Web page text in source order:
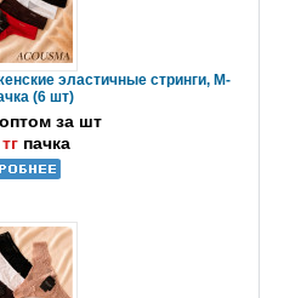
эластичные стринги, M-
(6 шт)
оптом за шт
пачка